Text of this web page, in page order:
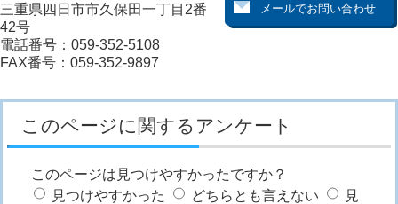
三重県四日市市久保田一丁目2番
42号
電話番号：059-352-5108
FAX番号：059-352-9897
このページに関するアンケート
このページは見つけやすかったですか？
見つけやすかった
どちらとも言えない
見